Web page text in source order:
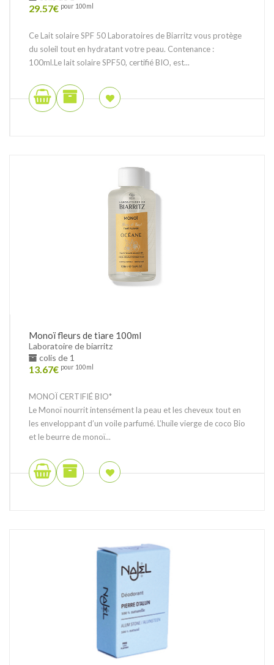
29.57€ pour 100ml
Ce Lait solaire SPF 50 Laboratoires de Biarritz vous protège
du soleil tout en hydratant votre peau. Contenance :
100ml.Le lait solaire SPF50, certifié BIO, est...
Monoï fleurs de tiare 100ml
Laboratoire de biarritz
colis de 1
13.67€ pour 100ml
MONOÏ CERTIFIÉ BIO*
Le Monoï nourrit intensément la peau et les cheveux tout en
les enveloppant d’un voile parfumé. L’huile vierge de coco Bio
et le beurre de monoï...